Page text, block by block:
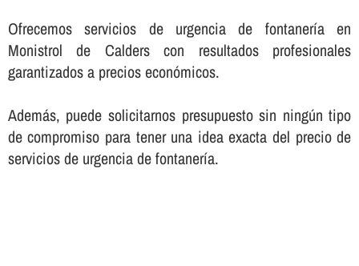
Ofrecemos servicios de urgencia de fontanerí­a en
Monistrol de Calders con resultados profesionales
garantizados a precios económicos.
Además, puede solicitarnos presupuesto sin ningún tipo
de compromiso para tener una idea exacta del precio de
servicios de urgencia de fontanerí­a.